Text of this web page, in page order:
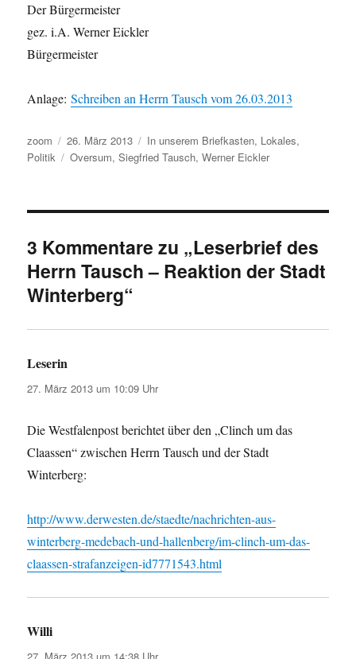
Der Bürgermeister
gez. i.A. Werner Eickler
Bürgermeister
Anlage:Schreiben an Herrn Tausch vom 26.03.2013
Autor
zoom
Veröffentlicht
am
26. März 2013 Kategorien
In unserem Briefkasten, Lokales,
Politik
Schlagwörter
Oversum,Siegfried Tausch,Werner Eickler
3 Kommentare zu „Leserbrief des
Herrn Tausch – Reaktion der Stadt
Winterberg“
Leserin
27. März 2013 um 10:09 Uhr
Die Westfalenpost berichtet über den „Clinch um das
Claassen“ zwischen Herrn Tausch und der Stadt
Winterberg:
http://www.derwesten.de/staedte/nachrichten-aus-
winterberg-medebach-und-hallenberg/im-clinch-um-das-
claassen-strafanzeigen-id7771543.html
Willi